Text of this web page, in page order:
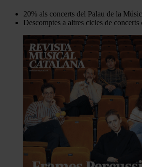
20% als concerts del Palau de la
Descomptes a altres cicles de concerts